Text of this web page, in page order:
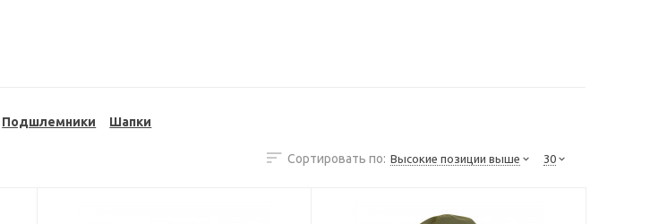
Подшлемники Шапки
Сортировать по: Высокие позиции выше 30